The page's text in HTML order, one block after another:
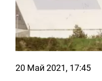
20 Май 2021, 17:45